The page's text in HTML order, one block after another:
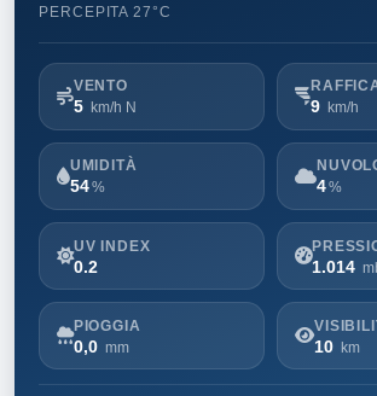
PERCEPITA 27°C
VENTO
5 km/h N 9 km/h
UMIDITÀ
54 % 4%
UV INDEX
0.2 1.014
PIOGGIA
0,0 mm 10 km